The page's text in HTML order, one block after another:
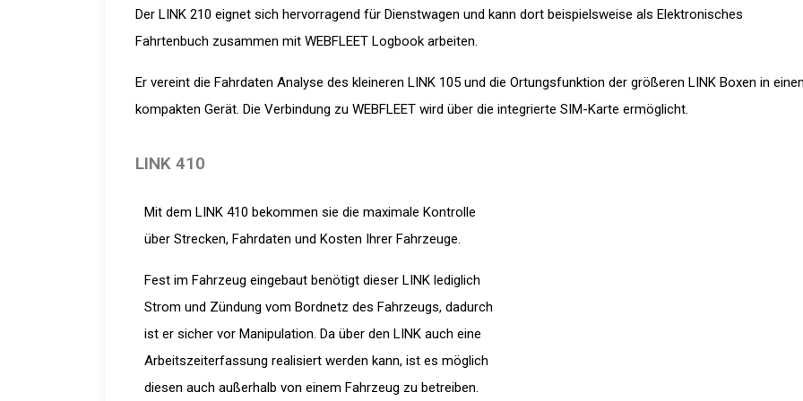
Der LINK 210 eignet sich hervorragend für Dienstwagen und kann dort beispielsweise als Elektronisches
Fahrtenbuch zusammen mit WEBFLEET Logbook arbeiten.
Er vereint die Fahrdaten Analyse des kleineren LINK 105 und die Ortungsfunktion der größeren LINK Boxen in
kompakten Gerät. Die Verbindung zu WEBFLEET wird über die integrierte SIM-Karte ermöglicht.
LINK 410
Mit dem LINK 410 bekommen sie die maximale Kontrolle
über Strecken, Fahrdaten und Kosten Ihrer Fahrzeuge.
Fest im Fahrzeug eingebaut benötigt dieser LINK lediglich
Strom und Zündung vom Bordnetz des Fahrzeugs, dadurch
ist er sicher vor Manipulation. Da über den LINK auch eine
Arbeitszeiterfassung realisiert werden kann, ist es möglich
diesen auch außerhalb von einem Fahrzeug zu betreiben.